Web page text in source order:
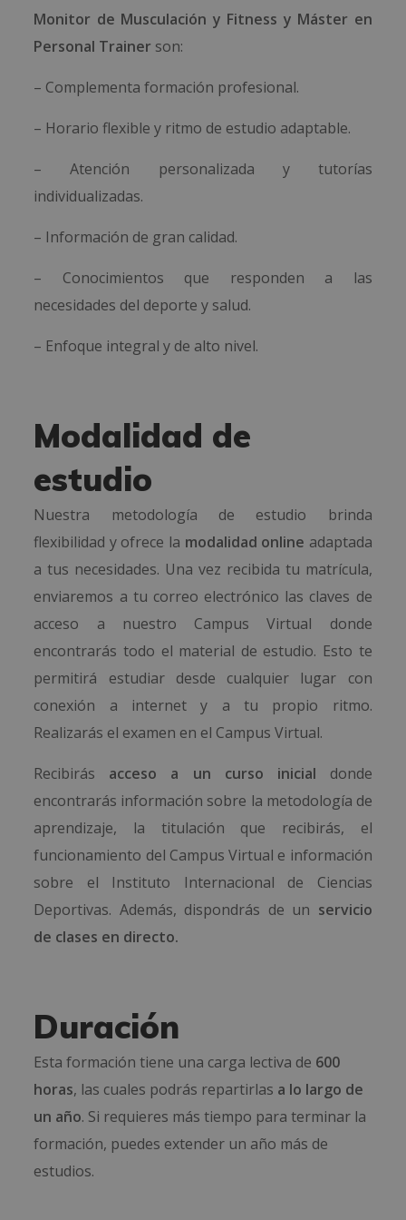
Monitor de Musculación y Fitness y Máster en
Personal Trainer son:
– Complementa formación profesional.
– Horario flexible y ritmo de estudio adaptable.
– Atención personalizada y tutorías
individualizadas.
– Información de gran calidad.
– Conocimientos que responden a las
necesidades del deporte y salud.
– Enfoque integral y de alto nivel.
Modalidad de
estudio
Nuestra metodología de estudio brinda
flexibilidad y ofrece la modalidad online adaptada
a tus necesidades. Una vez recibida tu matrícula,
enviaremos a tu correo electrónico las claves de
acceso a nuestro Campus Virtual donde
encontrarás todo el material de estudio. Esto te
permitirá estudiar desde cualquier lugar con
conexión a internet y a tu propio ritmo.
Realizarás el examen en el Campus Virtual.
Recibirás acceso a un curso inicial donde
encontrarás información sobre la metodología de
aprendizaje, la titulación que recibirás, el
funcionamiento del Campus Virtual e información
sobre el Instituto Internacional de Ciencias
Deportivas. Además, dispondrás de un servicio
de clases en directo.
Duración
Esta formación tiene una carga lectiva de 600
horas, las cuales podrás repartirlas a lo largo de
un año. Si requieres más tiempo para terminar la
formación, puedes extender un año más de
estudios.